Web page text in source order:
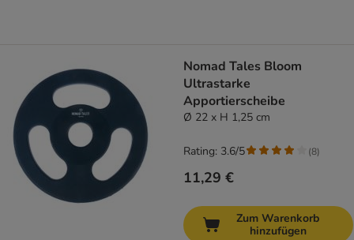
Nomad Tales Bloom
Ultrastarke
Apportierscheibe
Ø 22 x H 1,25 cm
11,29 €
Rating: 3.6/5 (8)
Zum Warenkorb
hinzufügen